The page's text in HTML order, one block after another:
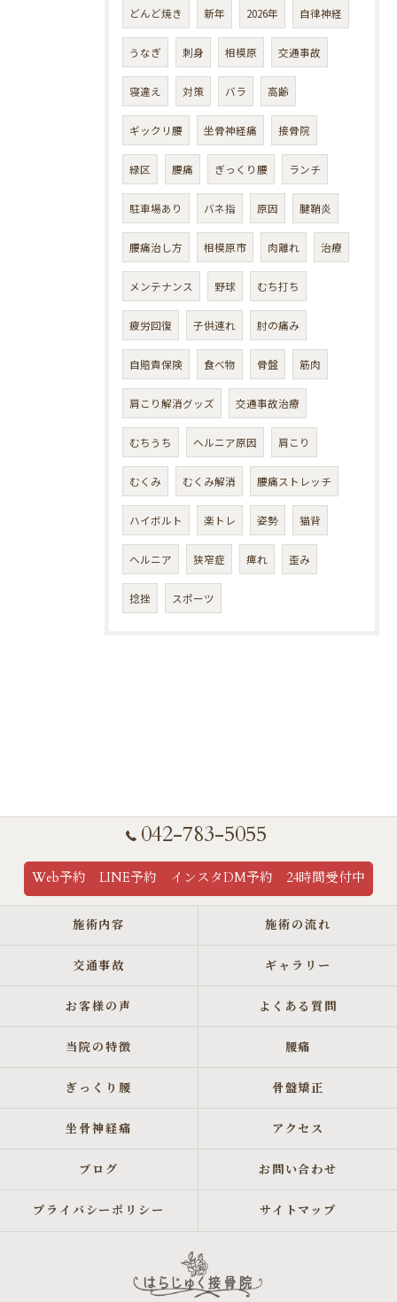
どんど焼き 新年 2026年 自律神経
うなぎ 刺身 相模原 交通事故
寝違え 対策 バラ 高齢
ギックリ腰 坐骨神経痛 接骨院
緑区 腰痛 ぎっくり腰 ランチ
駐車場あり バネ指 原因 腱鞘炎
腰痛治し方 相模原市 肉離れ 治療
メンテナンス 野球 むち打ち
疲労回復 子供連れ 肘の痛み
自賠責保険 食べ物 骨盤 筋肉
肩こり解消グッズ 交通事故治療
むちうち ヘルニア原因 肩こり
むくみ むくみ解消 腰痛ストレッチ
ハイボルト 楽トレ 姿勢 猫背
ヘルニア 狭窄症 痺れ 歪み
捻挫 スポーツ
042-783-5055
Web予約 LINE予約 インスタDM予約 24時間受付中
施術内容 施術の流れ
交通事故 ギャラリー
お客様の声 よくある質問
当院の特徴 腰痛
ぎっくり腰 骨盤矯正
坐骨神経痛 アクセス
ブログ お問い合わせ
プライバシーポリシー サイトマップ